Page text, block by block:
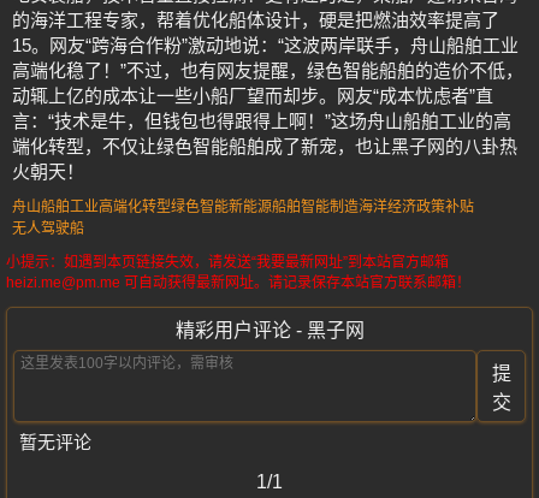
的海洋工程专家，帮着优化船体设计，硬是把燃油效率提高了
15。网友“跨海合作粉”激动地说：“这波两岸联手，舟山船舶工业
高端化稳了！”不过，也有网友提醒，绿色智能船舶的造价不低，
动辄上亿的成本让一些小船厂望而却步。网友“成本忧虑者”直
言：“技术是牛，但钱包也得跟得上啊！”这场舟山船舶工业的高
端化转型，不仅让绿色智能船舶成了新宠，也让黑子网的八卦热
火朝天！
舟山船舶工业高端化转型绿色智能新能源船舶智能制造海洋经济政策补贴
无人驾驶船
小提示：如遇到本页链接失效，请发送“我要最新网址”到本站官方邮箱
heizi.me@pm.me 可自动获得最新网址。请记录保存本站官方联系邮箱！
精彩用户评论 - 黑子网
提
交
暂无评论
1/1